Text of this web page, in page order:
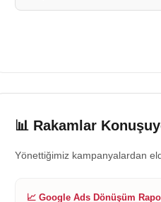
📊 Rakamlar
Yönettiğimiz kampanyalardan
📈 Google Ads Dönüşüm